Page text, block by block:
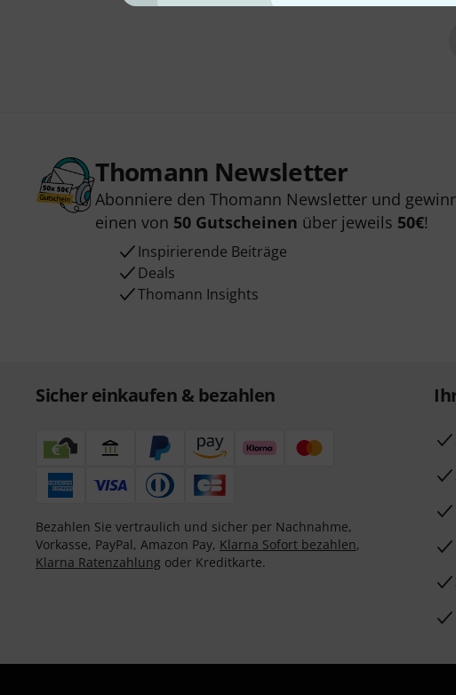
Thomann Newsletter
Abonniere den Thomann Newsletter und
einen von 50 Gutscheinen über jeweils 50€!
Inspirierende Beiträge
Deals
Thomann Insights
Sicher einkaufen & bezahlen
Bezahlen Sie vertraulich und sicher per Nachnahme,
Vorkasse, PayPal, Amazon Pay, Klarna Sofort bezahlen,
Klarna Ratenzahlung oder Kreditkarte.